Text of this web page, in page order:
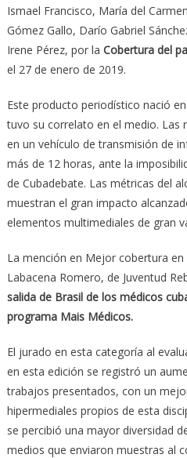
Ismael Francisco, María del
Gómez Gallo, Darío Gabriel
Irene Pérez, por la Cobertura del
el 27 de enero de 2019.
Este producto periodístico nació
tuvo su correlato en el medio. Las
en un vehículo de transmisión de
más de 12 horas, ante la
de Cubadebate. Las métricas del
muestran el gran impacto
elementos multimediales de gran
La mención en Mejor cobertura
Labacena Romero, de Juventud
salida de Brasil de los médicos
programa Mais Médicos.
El jurado en esta categoría al
en esta edición se registró un
trabajos presentados, con un
hipermediales propios de esta
se percibió una mayor diversidad
medios que enviaron muestras al